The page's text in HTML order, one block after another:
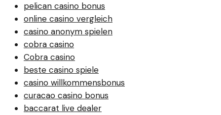
pelican casino bonus
online casino vergleich
casino anonym spielen
cobra casino
Cobra casino
beste casino spiele
casino willkommensbonus
curacao casino bonus
baccarat live dealer